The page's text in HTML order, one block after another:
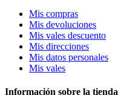
Mis compras
Mis devoluciones
Mis vales descuento
Mis direcciones
Mis datos personales
Mis vales
Información sobre la tienda